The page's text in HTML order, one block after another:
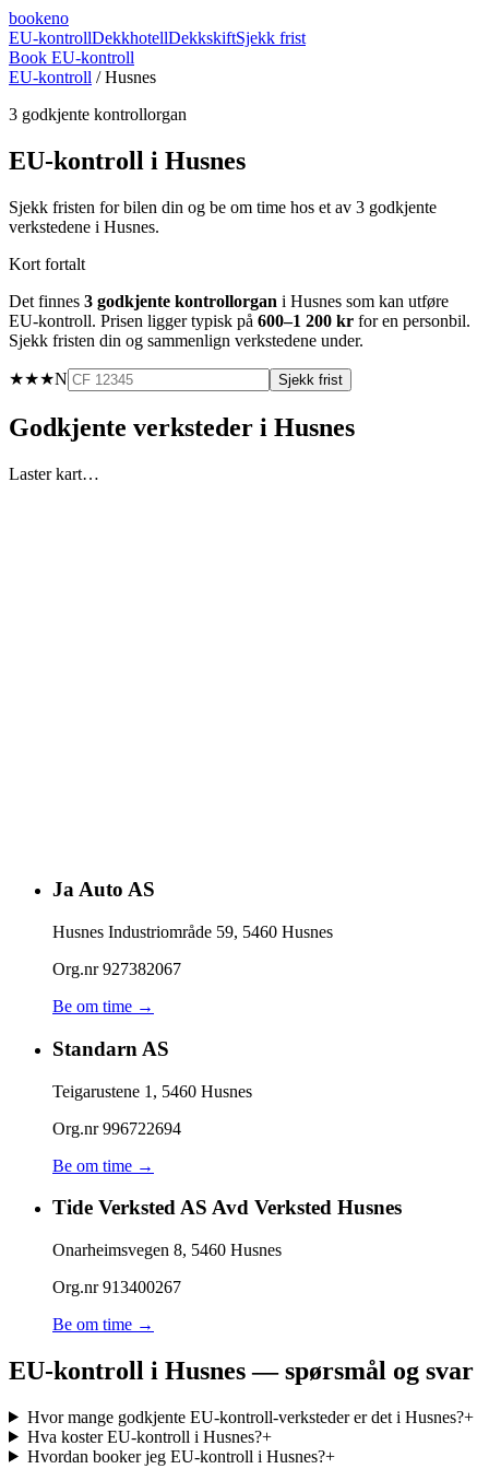
bookeno
EU-kontrollDekkhotellDekkskiftSjekk frist
Book EU-kontroll
EU-kontroll /Husnes
3 godkjente kontrollorgan
EU-kontroll i Husnes
Sjekk fristen for bilen din og be om time hos et av 3 godkjente
verkstedene i Husnes.
Kort fortalt
Det finnes 3 godkjente kontrollorgan i Husnes som kan utføre
EU-kontroll. Prisen ligger typisk på 600–1 200 kr for en personbil.
Sjekk fristen din og sammenlign verkstedene under.
★★★N Sjekk frist
Godkjente verksteder i Husnes
Laster kart…
Ja Auto AS
Husnes Industriområde 59, 5460 Husnes
Org.nr927382067
Be om time →
Standarn AS
Teigarustene 1 , 5460 Husnes
Org.nr996722694
Be om time →
Tide Verksted AS Avd Verksted Husnes
Onarheimsvegen 8, 5460 Husnes
Org.nr913400267
Be om time →
EU-kontroll i Husnes — spørsmål og svar
Hvor mange godkjente EU-kontroll-verksteder er det i Husnes?+
Hva koster EU-kontroll i Husnes?+
Hvordan booker jeg EU-kontroll i Husnes?+